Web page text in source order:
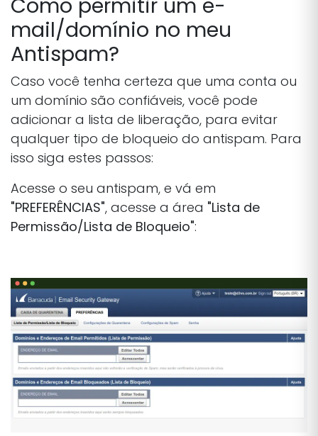
Como permitir um e-
mail/domínio no meu
Antispam?
Caso você tenha certeza que uma conta ou
um domínio são confiáveis, você pode
adicionar a lista de liberação, para evitar
qualquer tipo de bloqueio do antispam. Para
isso siga estes passos:
Acesse o seu antispam, e vá em
"PREFERÊNCIAS", acesse a área "Lista de
Permissão/Lista de Bloqueio":